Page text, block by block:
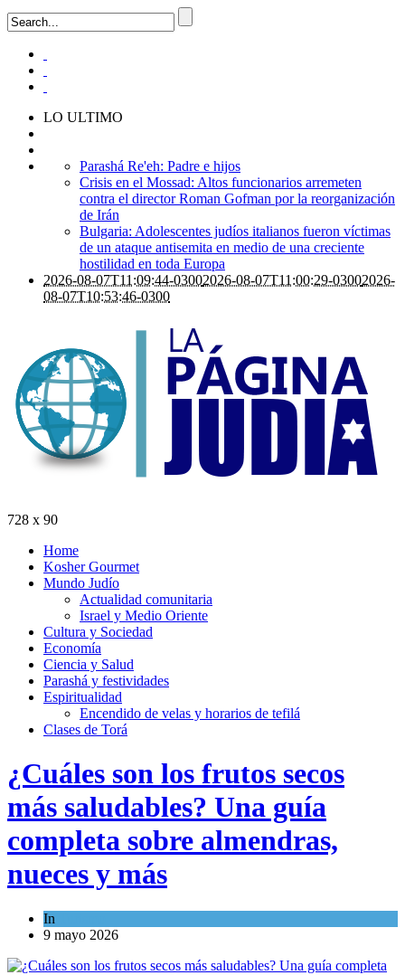
LO ULTIMO
Parashá Re'eh: Padre e hijos
Crisis en el Mossad: Altos funcionarios arremeten
contra el director Roman Gofman por la reorganización
de Irán
Bulgaria: Adolescentes judíos italianos fueron víctimas
de un ataque antisemita en medio de una creciente
hostilidad en toda Europa
2026-08-07T11:09:44-03002026-08-07T11:00:29-03002026-
08-07T10:53:46-0300
728 x 90
Home
Kosher Gourmet
Mundo Judío
Actualidad comunitaria
Israel y Medio Oriente
Cultura y Sociedad
Economía
Ciencia y Salud
Parashá y festividades
Espiritualidad
Encendido de velas y horarios de tefilá
Clases de Torá
¿Cuáles son los frutos secos
más saludables? Una guía
completa sobre almendras,
nueces y más
In
9 mayo 2026